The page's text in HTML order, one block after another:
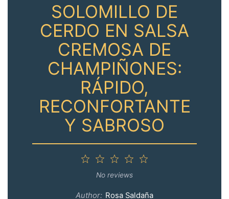
SOLOMILLO DE
CERDO EN SALSA
CREMOSA DE
CHAMPIÑONES:
RÁPIDO,
RECONFORTANTE
Y SABROSO
4
3
Stars
2
Stars
Star
No reviews
Author: Rosa Saldaña